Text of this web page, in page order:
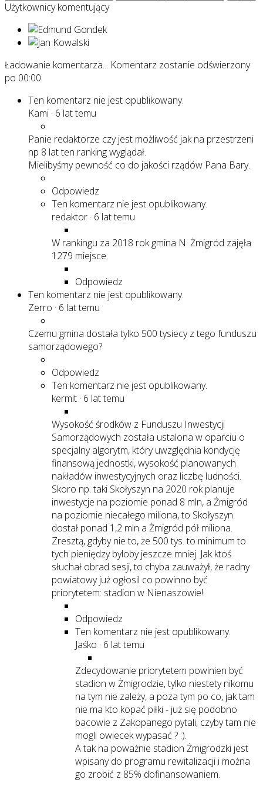
Użytkownicy komentujący
Ładowanie komentarza... Komentarz zostanie odświerzony
po 00:00.
Ten komentarz nie jest opublikowany.
Kami · 6 lat temu
Panie redaktorze czy jest możliwość jak na przestrzeni
np 8 lat ten ranking wyglądał.
Mielibyśmy pewność co do jakości rządów Pana Bary.
Odpowiedz
Ten komentarz nie jest opublikowany.
redaktor · 6 lat temu
W rankingu za 2018 rok gmina N. Żmigród zajęła
1279 miejsce.
Odpowiedz
Ten komentarz nie jest opublikowany.
Zerro · 6 lat temu
Czemu gmina dostała tylko 500 tysiecy z tego funduszu
samorządowego?
Odpowiedz
Ten komentarz nie jest opublikowany.
kermit · 6 lat temu
Wysokość środków z Funduszu Inwestycji
Samorządowych została ustalona w oparciu o
specjalny algorytm, który uwzględnia kondycję
finansową jednostki, wysokość planowanych
nakładów inwestycyjnych oraz liczbę ludności.
Skoro np. taki Skołyszyn na 2020 rok planuje
inwestycje na poziomie ponad 8 mln, a Żmigród
na poziomie niecałego miliona, to Skołyszyn
dostał ponad 1,2 mln a Żmigród pół miliona.
Zresztą, gdyby nie to, że 500 tys. to minimum to
tych pieniędzy byloby jeszcze mniej. Jak ktoś
słuchał obrad sesji, to chyba zauważył, że radny
powiatowy już ogłosil co powinno być
priorytetem: stadion w Nienaszowie!
Odpowiedz
Ten komentarz nie jest opublikowany.
Jaśko · 6 lat temu
Zdecydowanie priorytetem powinien być
stadion w Żmigrodzie, tylko niestety nikomu
na tym nie zależy, a poza tym po co, jak tam
nie ma kto kopać piłki - już się podobno
bacowie z Zakopanego pytali, czyby tam nie
mogli owiecek wypasać ? :).
A tak na poważnie stadion Żmigrodzki jest
wpisany do programu rewitalizacji i można
go zrobić z 85% dofinansowaniem.